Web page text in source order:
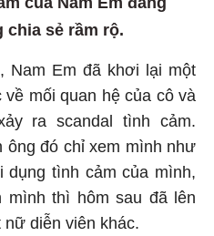
sẻ rầm rộ.
Nam Em đã khơi lại một
mối quan hệ của cô và
ra scandal tình cảm.
đó chỉ xem mình như
tình cảm của mình,
thì hôm sau đã lên
diễn viên khác.